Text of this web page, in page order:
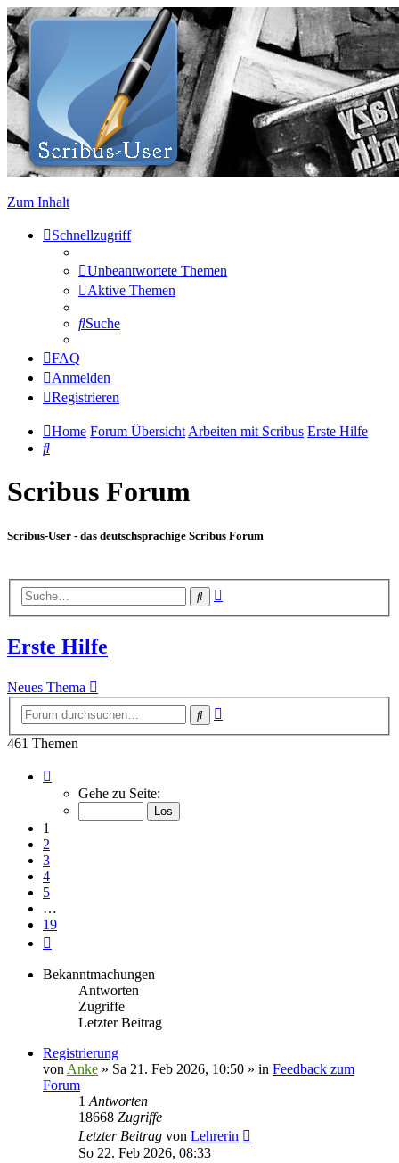
Zum Inhalt
Schnellzugriff
Unbeantwortete Themen
Aktive Themen
Suche
FAQ
Anmelden
Registrieren
Home Forum Übersicht Arbeiten mit Scribus Erste Hilfe
Suche
Scribus Forum
Scribus-User - das deutschsprachige Scribus Forum
Suche
Erste Hilfe
Neues Thema
Suche
461 Themen
von
Gehe zu Seite:
1
2
3
4
5
…
19
Bekanntmachungen
Antworten
Zugriffe
Letzter Beitrag
Registrierung
von Anke » Sa 21. Feb 2026, 10:50 » in Feedback zum
Forum
1 Antworten
18668 Zugriffe
Letzter Beitrag von Lehrerin
So 22. Feb 2026, 08:33